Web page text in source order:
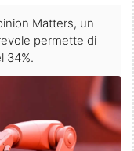
Matters, un
permette di
34%.